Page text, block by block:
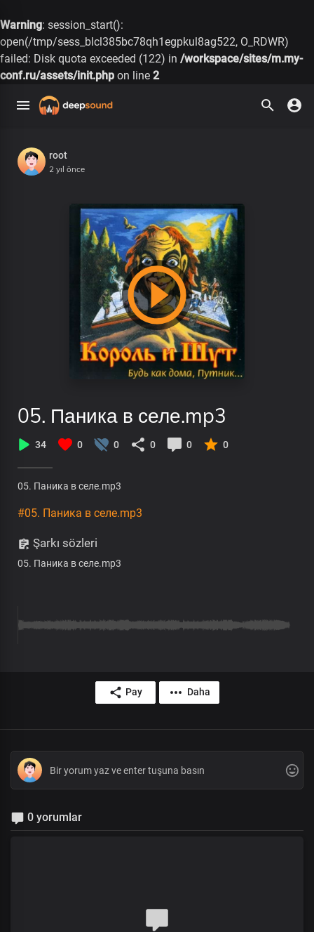
Warning: session_start():
open(/tmp/sess_blcl385bc78qh1egpkul8ag522, O_RDWR)
failed: Disk quota exceeded (122) in /workspace/sites/m.my-
conf.ru/assets/init.php on line 2
root
2 yıl önce
05. Паника в селе.mp3
34 0 0 0 0 0
05. Паника в селе.mp3
#05. Паника в селе.mp3
Şarkı sözleri
05. Паника в селе.mp3
Pay Daha
0 yorumlar